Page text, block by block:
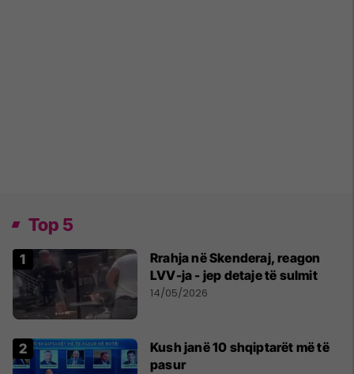
Top 5
Rrahja në Skenderaj, reagon
LVV-ja - jep detaje të sulmit
14/05/2026
Kush janë 10 shqiptarët më të
pasur